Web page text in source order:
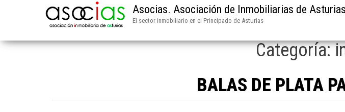
Asocias. Asociación de Inmobiliarias de Asturias
El sector inmobiliario en el Principado de Asturias
Categoría:
BALAS DE PLATA